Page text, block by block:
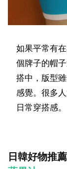
如果平常有
個牌子的帽
搭中，版型
感覺。很多
日常穿搭感。
日韓好物推薦